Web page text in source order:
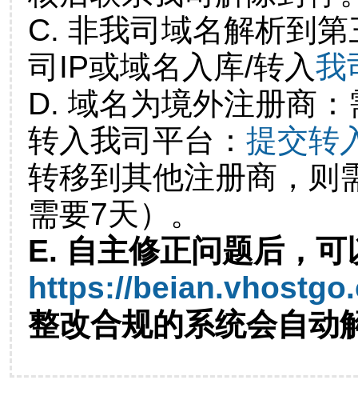
C. 非我司域名解析到
司IP或域名入库/转入我
D. 域名为境外注册商
转入我司平台： 提交转
转移到其他注册商，则
需要7天）。
E. 自主修正问题后，可
https://
整改合规的系统会自动